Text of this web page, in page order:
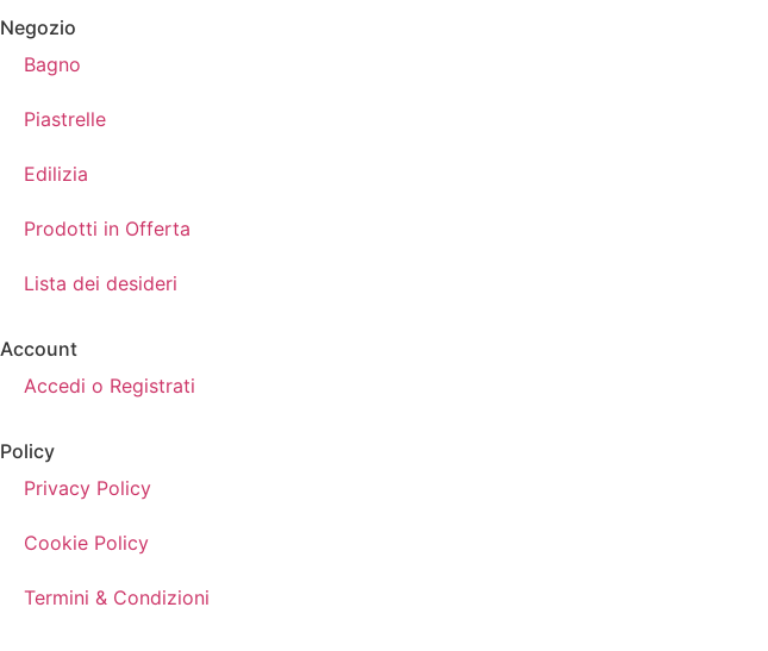
Negozio
Bagno
Piastrelle
Edilizia
Prodotti in Offerta
Lista dei desideri
Account
Accedi o Registrati
Policy
Privacy Policy
Cookie Policy
Termini & Condizioni